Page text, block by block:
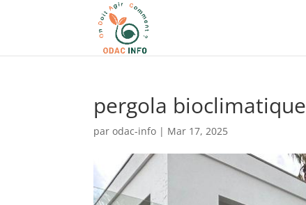
pergola bioclimatique
parodac-info | Mar 17, 2025